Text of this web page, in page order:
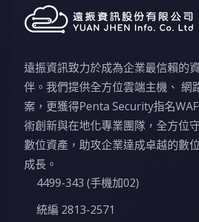
遠振資訊致力於成為企業最信賴的
伴。我們提供全方位雲端主機、 網
案，更獲得Penta Security指名
術創新與在地化專業團隊，全方位
數位資產，助攻企業達成卓越的數
成長。
4499-343 (手機加02)
統編 2813-2571